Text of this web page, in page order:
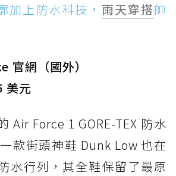
加上防水科技， 雨天穿搭帥
官網（國外）
美元
Air Force 1 GORE-TEX 防水
款街頭神鞋 Dunk Low 也在
水行列，其全鞋保留了最原